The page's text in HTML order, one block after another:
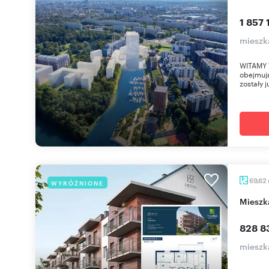
1 857
zostały
WYRÓŻNIONE 69,62
828